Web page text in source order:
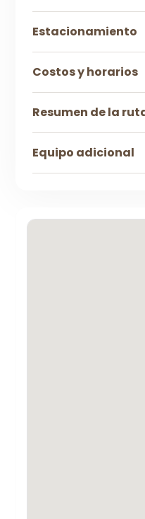
Estacionamiento
Costos y horarios
Resumen de la
Equipo adicional